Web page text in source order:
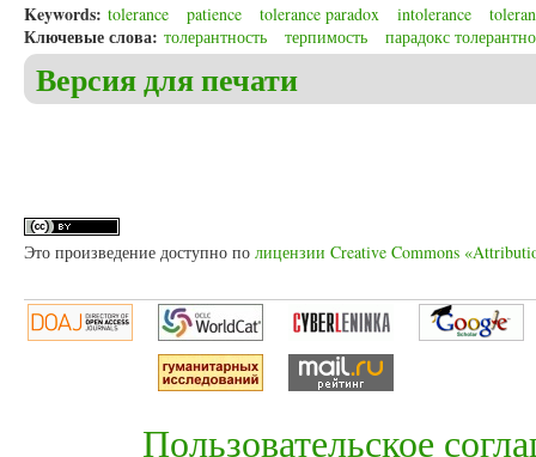
Keywords: tolerance patience tolerance paradox intolerance
Ключевые слова: толерантность терпимость парадокс
Версия для печати
Это произведение доступно по лицензии Creative Commons
Пользовательское